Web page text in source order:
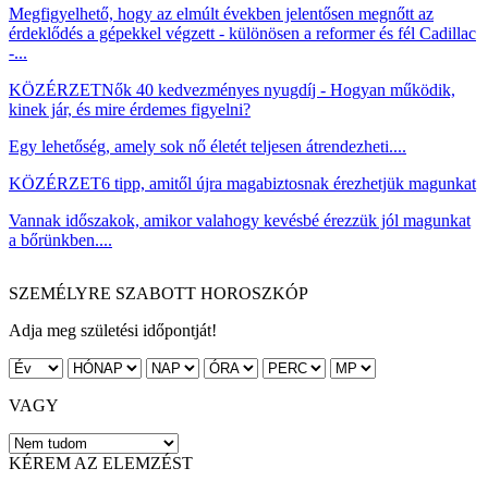
Megfigyelhető, hogy az elmúlt években jelentősen megnőtt az
érdeklődés a gépekkel végzett - különösen a reformer és fél Cadillac
-...
KÖZÉRZETNők 40 kedvezményes nyugdíj - Hogyan működik,
kinek jár, és mire érdemes figyelni?
Egy lehetőség, amely sok nő életét teljesen átrendezheti....
KÖZÉRZET6 tipp, amitől újra magabiztosnak érezhetjük magunkat
Vannak időszakok, amikor valahogy kevésbé érezzük jól magunkat
a bőrünkben....
SZEMÉLYRE SZABOTT HOROSZKÓP
Adja meg születési időpontját!
VAGY
KÉREM AZ ELEMZÉST